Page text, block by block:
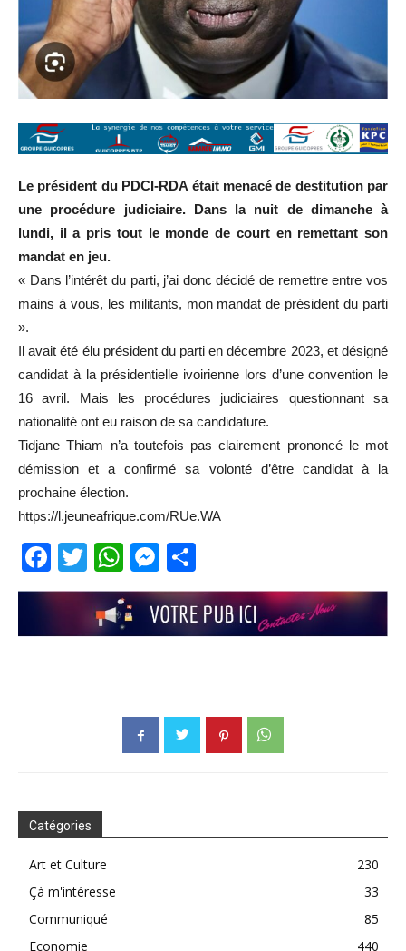
Le président du PDCI-RDA était menacé de destitution par
une procédure judiciaire. Dans la nuit de dimanche à
lundi, il a pris tout le monde de court en remettant son
mandat en jeu.
« Dans l’intérêt du parti, j’ai donc décidé de remettre entre vos
mains à vous, les militants, mon mandat de président du parti
».
Il avait été élu président du parti en décembre 2023, et désigné
candidat à la présidentielle ivoirienne lors d’une convention le
16 avril. Mais les procédures judiciaires questionnant sa
nationalité ont eu raison de sa candidature.
Tidjane Thiam n’a toutefois pas clairement prononcé le mot
démission et a confirmé sa volonté d’être candidat à la
prochaine élection.
https://l.jeuneafrique.com/RUe.WA
Facebook
Twitter
WhatsApp
Messenger
Catégories
Art et Culture
230
Çà m'intéresse
33
Communiqué
85
Economie
440